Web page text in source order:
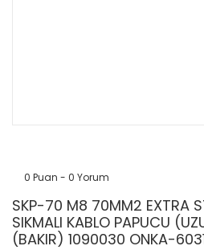
0 Puan - 0 Yorum
SKP-70 M8 70MM2 EXTRA
SIKMALI KABLO PAPUCU
(BAKIR) 1090030 ONKA-